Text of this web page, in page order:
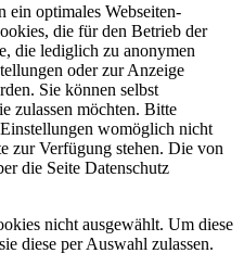
ein optimales Webseiten-
die für den Betrieb der
die lediglich zu anonymen
oder zur Anzeige
Sie können selbst
zulassen möchten. Bitte
womöglich nicht
zur Verfügung stehen. Die von
die Seite Datenschutz
nicht ausgewählt. Um diese
diese per Auswahl zulassen.